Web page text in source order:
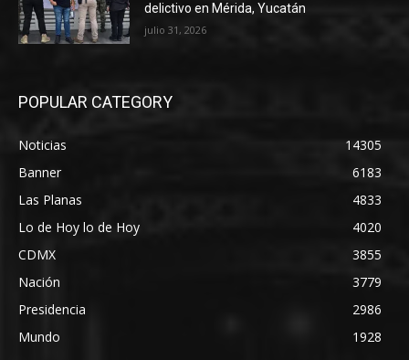
delictivo en Mérida, Yucatán
julio 31, 2026
POPULAR CATEGORY
Noticias
14305
Banner
6183
Las Planas
4833
Lo de Hoy lo de Hoy
4020
CDMX
3855
Nación
3779
Presidencia
2986
Mundo
1928